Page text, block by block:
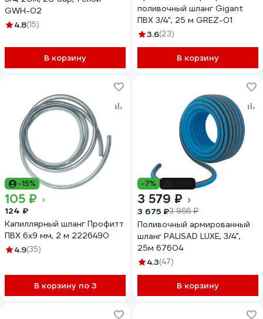
GWH-02
4.8(15)
В корзину
поливочный шланг Gigant
ПВХ 3/4", 25 м GREZ-01
3.6(23)
В корзину
-15%
105 ₽
124 ₽
Капиллярный шланг Профитт
ПВХ 6x9 мм, 2 м 2226490
4.9(35)
В корзину по 3
-7%
3 579 ₽
3 675 ₽3 966 ₽
Поливочный армированный
шланг PALISAD LUXE, 3/4",
25м 67604
4.3(47)
В корзину